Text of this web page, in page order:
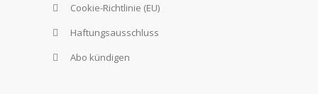
Cookie-Richtlinie (EU)
Haftungsausschluss
Abo kündigen